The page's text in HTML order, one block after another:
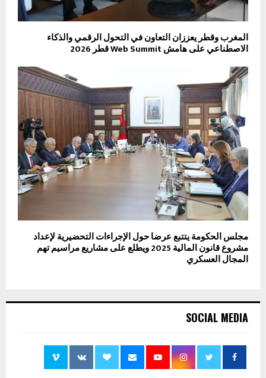
المغرب وقطر يعززان التعاون في التحول الرقمي والذكاء
الاصطناعي على هامش Web Summit قطر 2026
مجلس الحكومة يتتبع عرضا حول الإجراءات التحضيرية لإعداد
مشروع قانون المالية 2025 ويطلع على مشاريع مراسيم تهم
المجال العسكري
SOCIAL MEDIA